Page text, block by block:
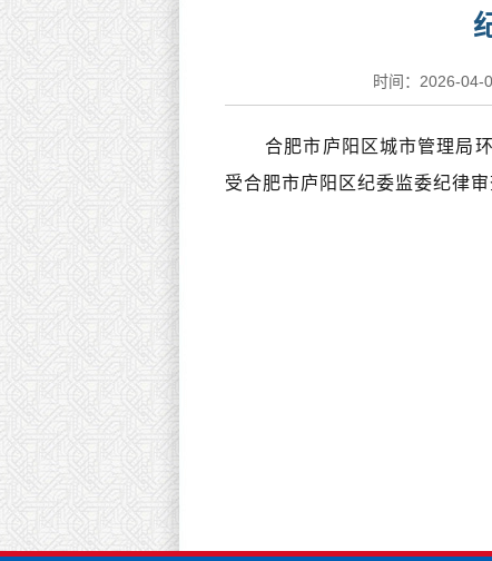
时间：2026-04-
合肥市庐阳区城市管理局环
受合肥市庐阳区纪委监委纪律